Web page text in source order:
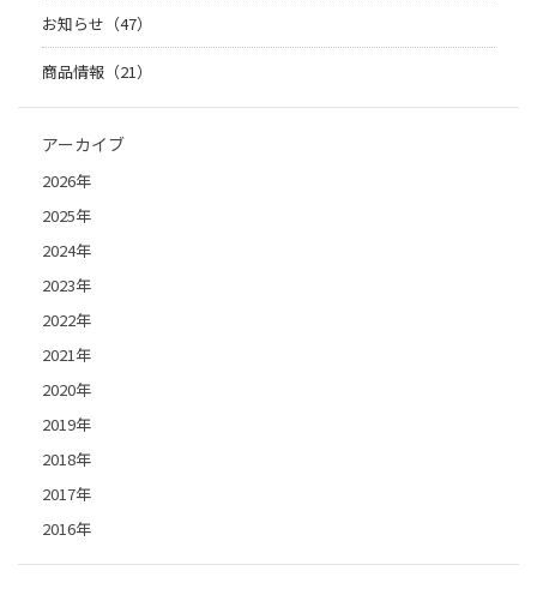
お知らせ（47）
商品情報（21）
アーカイブ
2026年
2025年
2024年
2023年
2022年
2021年
2020年
2019年
2018年
2017年
2016年